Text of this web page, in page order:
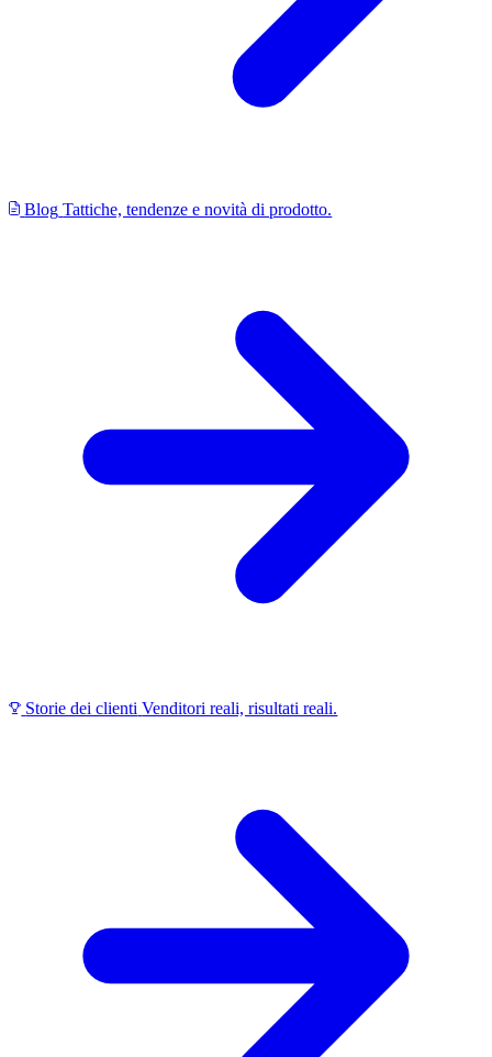
Blog Tattiche, tendenze e novità di prodotto.
Storie dei clienti Venditori reali, risultati reali.